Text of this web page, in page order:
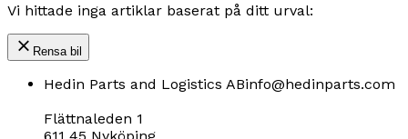
Vi hittade inga artiklar baserat på ditt urval:
Rensa bil
Hedin Parts and Logistics ABinfo@hedinparts.com
Flättnaleden 1